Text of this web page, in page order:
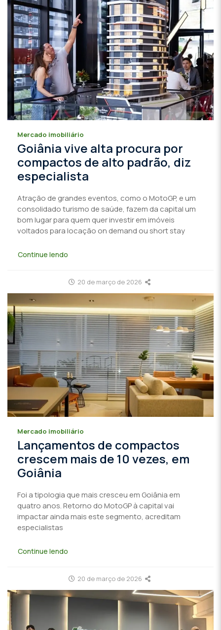
Mercado imobiliário
Goiânia vive alta procura por
compactos de alto padrão, diz
especialista
Atração de grandes eventos, como o MotoGP, e um
consolidado turismo de saúde, fazem da capital um
bom lugar para quem quer investir em imóveis
voltados para locação on demand ou short stay
Continue lendo
20 de março de 2026
Mercado imobiliário
Lançamentos de compactos
crescem mais de 10 vezes, em
Goiânia
Foi a tipologia que mais cresceu em Goiânia em
quatro anos. Retorno do MotoGP à capital vai
impactar ainda mais este segmento, acreditam
especialistas
Continue lendo
20 de março de 2026